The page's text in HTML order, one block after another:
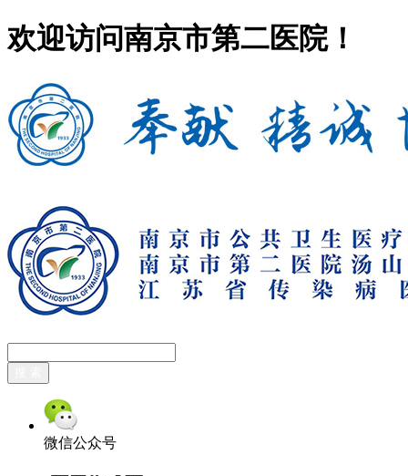
欢迎访问南京市第二医院！
微信公众号